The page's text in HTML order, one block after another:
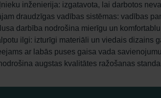
inženierija: izgatavota, lai darbotos
draudzīgas vadības sistēmas: vadības
darbība nodrošina mierīgu un
ilgi: izturīgi materiāli un viedais
ar labās puses gaisa vada
augstas kvalitātes ražošanas